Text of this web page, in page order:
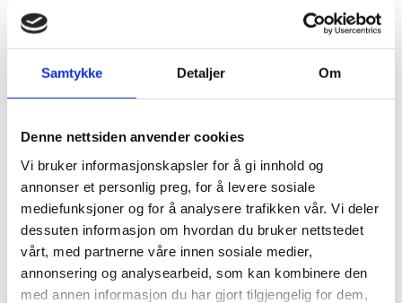
Samtykke Detaljer Om
Denne nettsiden anvender cookies
Vi bruker informasjonskapsler for å gi innhold og
annonser et personlig preg, for å levere sosiale
mediefunksjoner og for å analysere trafikken vår. Vi deler
dessuten informasjon om hvordan du bruker nettstedet
vårt, med partnerne våre innen sosiale medier,
annonsering og analysearbeid, som kan kombinere den
med annen informasjon du har gjort tilgjengelig for dem,
Innlastingshastighet – en treg nettside
din hastighet her.
Fontstørrelsen må være stor nok til at
brukere slipper å zoome inn for å lese eller
navigere
Tydelige henvendelsespunkter (call-to-
action) gjør det lettere for brukere å utføre
ønskede handlinger, for eksempel «Ta kontakt
her»